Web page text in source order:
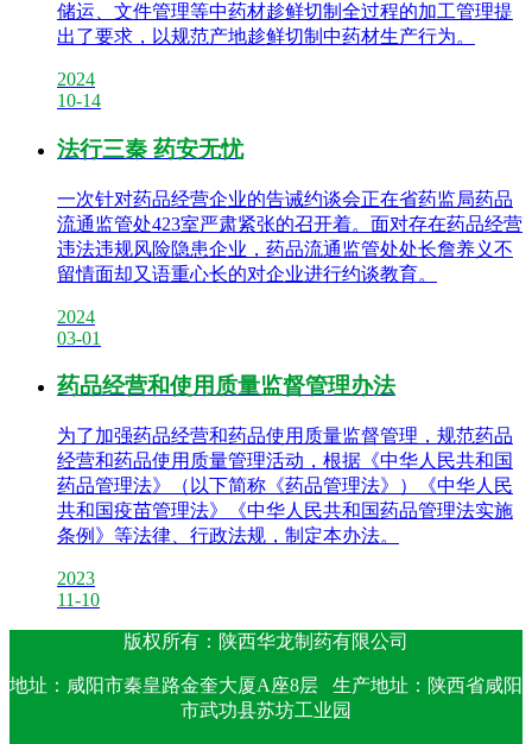
储运、文件管理等中药材趁鲜切制全过程的加工管理提
出了要求，以规范产地趁鲜切制中药材生产行为。
2024
10-14
法行三秦 药安无忧
一次针对药品经营企业的告诫约谈会正在省药监局药品
流通监管处423室严肃紧张的召开着。面对存在药品经营
违法违规风险隐患企业，药品流通监管处处长詹养义不
留情面却又语重心长的对企业进行约谈教育。
2024
03-01
药品经营和使用质量监督管理办法
为了加强药品经营和药品使用质量监督管理，规范药品
经营和药品使用质量管理活动，根据《中华人民共和国
药品管理法》（以下简称《药品管理法》）《中华人民
共和国疫苗管理法》《中华人民共和国药品管理法实施
条例》等法律、行政法规，制定本办法。
2023
11-10
版权所有：陕西华龙制药有限公司
地址：咸阳市秦皇路金奎大厦A座8层 生产地址：陕西省咸阳
市武功县苏坊工业园